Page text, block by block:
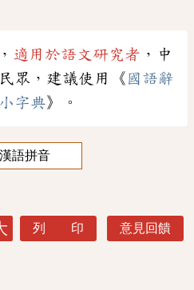
適用於語文研究者 ，中
眾，建議使用《 國語辭
字典》。
漢語拼音
列 印 意見回饋